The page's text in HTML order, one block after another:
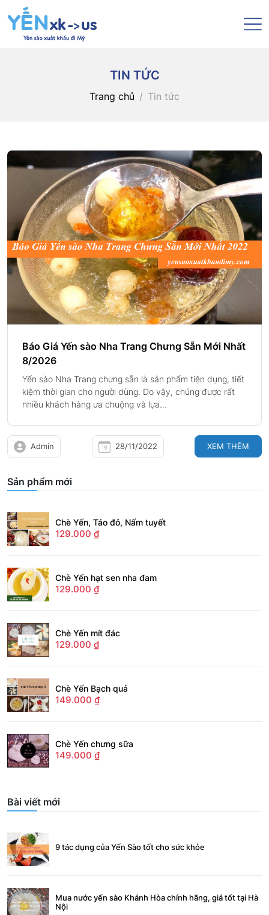
TIN TỨC
Trang chủ Tin tức
Báo Giá Yến sào Nha Trang Chưng Sẵn Mới Nhất
8/2026
Yến sào Nha Trang chưng sẵn là sản phẩm tiện dụng, tiết
kiệm thời gian cho người dùng. Do vậy, chúng được rất
nhiều khách hàng ưa chuộng và lựa...
Admin 28/11/2022 XEM THÊM
Sản phẩm mới
Chè Yến, Táo đỏ, Nấm tuyết
129.000 ₫
Chè Yến hạt sen nha đam
129.000 ₫
Chè Yến mít đác
129.000 ₫
Chè Yến Bạch quả
149.000 ₫
Chè Yến chưng sữa
149.000 ₫
Bài viết mới
9 tác dụng của Yến Sào tốt cho sức khỏe
Mua nước yến sào Khánh Hòa chính hãng, giá tốt tại Hà
Nội